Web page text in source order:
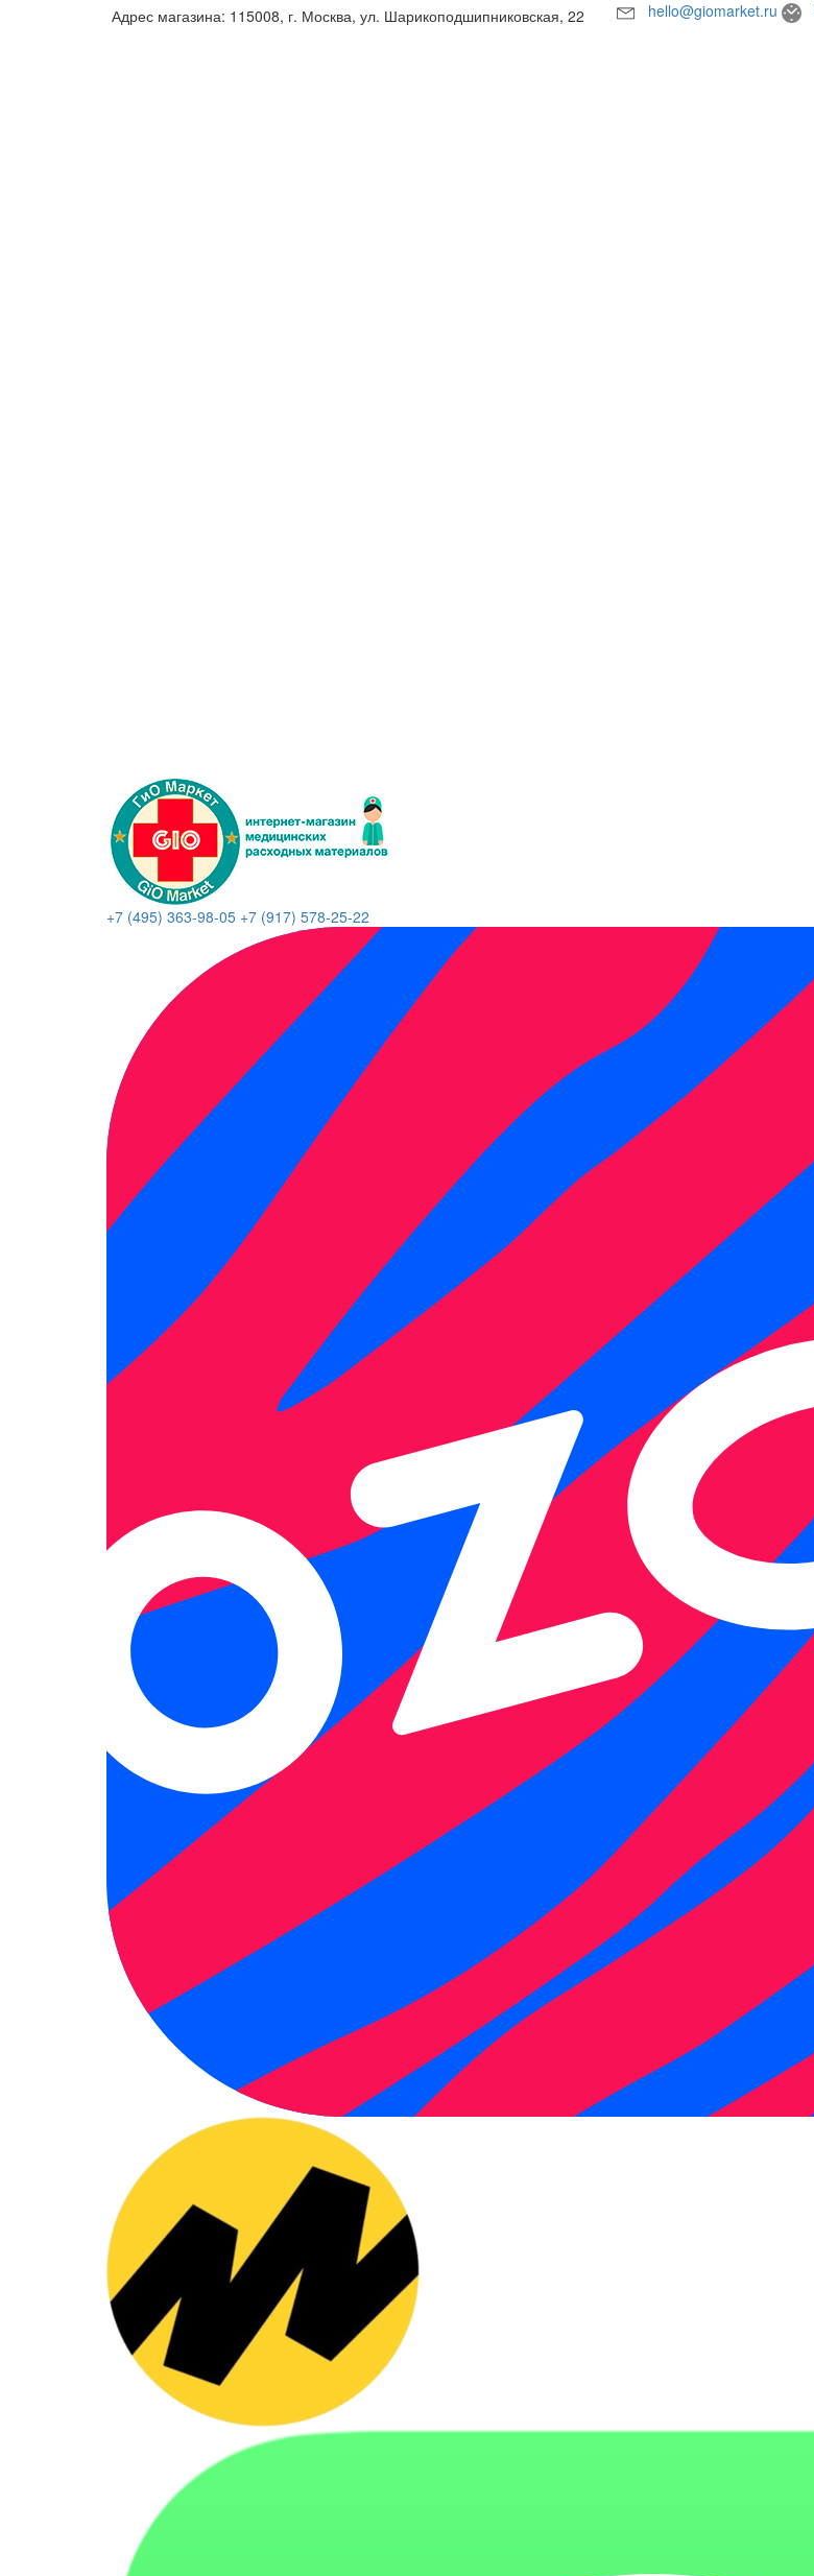
Адрес магазина: 115008, г. Москва, ул. Шарикоподшипниковская, 22 hello@giomarket.ru
+7 (495) 363-98-05 +7 (917) 578-25-22